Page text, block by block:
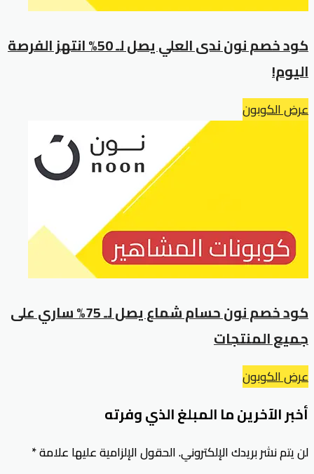
كود خصم نون ندى العلي يصل لـ 50% انتهز الفرصة
اليوم!
عرض الكوبون
كود خصم نون حسام شماع يصل لـ 75% ساري على
جميع المنتجات
عرض الكوبون
أخبر الآخرين ما المبلغ الذي وفرته
لن يتم نشر بريدك الإلكتروني.الحقول الإلزامية عليها علامة*